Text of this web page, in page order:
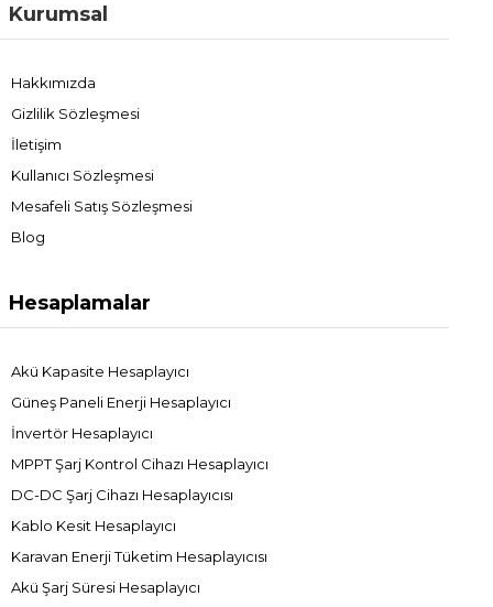
Kurumsal
Hakkımızda
Gizlilik Sözleşmesi
İletişim
Kullanıcı Sözleşmesi
Mesafeli Satış Sözleşmesi
Blog
Hesaplamalar
Akü Kapasite Hesaplayıcı
Güneş Paneli Enerji Hesaplayıcı
İnvertör Hesaplayıcı
MPPT Şarj Kontrol Cihazı Hesaplayıcı
DC-DC Şarj Cihazı Hesaplayıcısı
Kablo Kesit Hesaplayıcı
Karavan Enerji Tüketim Hesaplayıcısı
Akü Şarj Süresi Hesaplayıcı